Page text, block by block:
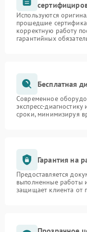
Используются
прошедшие
корректную работу
гарантийных
Бесплатная
Современное
экспресс-
сроки, минимизируя
Гарантия на
Предоставляется
выполненные работы
защищает клиента от